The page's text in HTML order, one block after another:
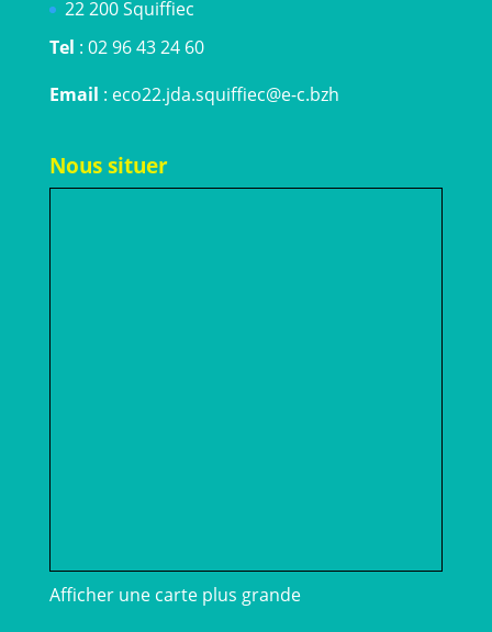
22 200 Squiffiec
Tel : 02 96 43 24 60
Email : eco22.jda.squiffiec@e-c.bzh
Nous situer
Afficher une carte plus grande